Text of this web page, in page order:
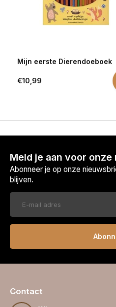
Mijn eerste Dierendoeboek
€10,99
Meld je aan voor
Abonneer je op onze
blijven.
Contact